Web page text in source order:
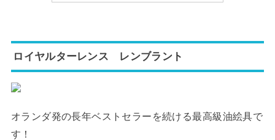
ロイヤルターレンス レンブラント
オランダ発の長年ベストセラーを続ける最高級油絵具で
す！